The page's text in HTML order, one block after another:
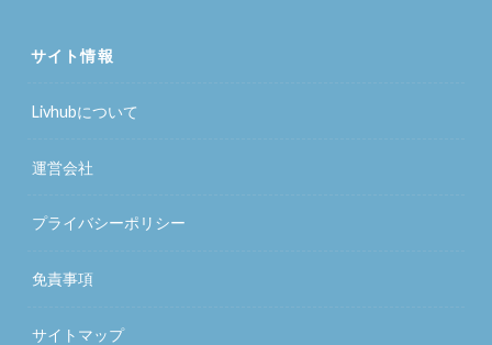
サイト情報
Livhubについて
運営会社
プライバシーポリシー
免責事項
サイトマップ